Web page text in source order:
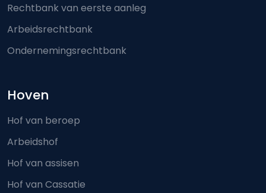
Rechtbank van eerste aanleg
Arbeidsrechtbank
Ondernemingsrechtbank
Hoven
Hof van beroep
Arbeidshof
Hof van assisen
Hof van Cassatie